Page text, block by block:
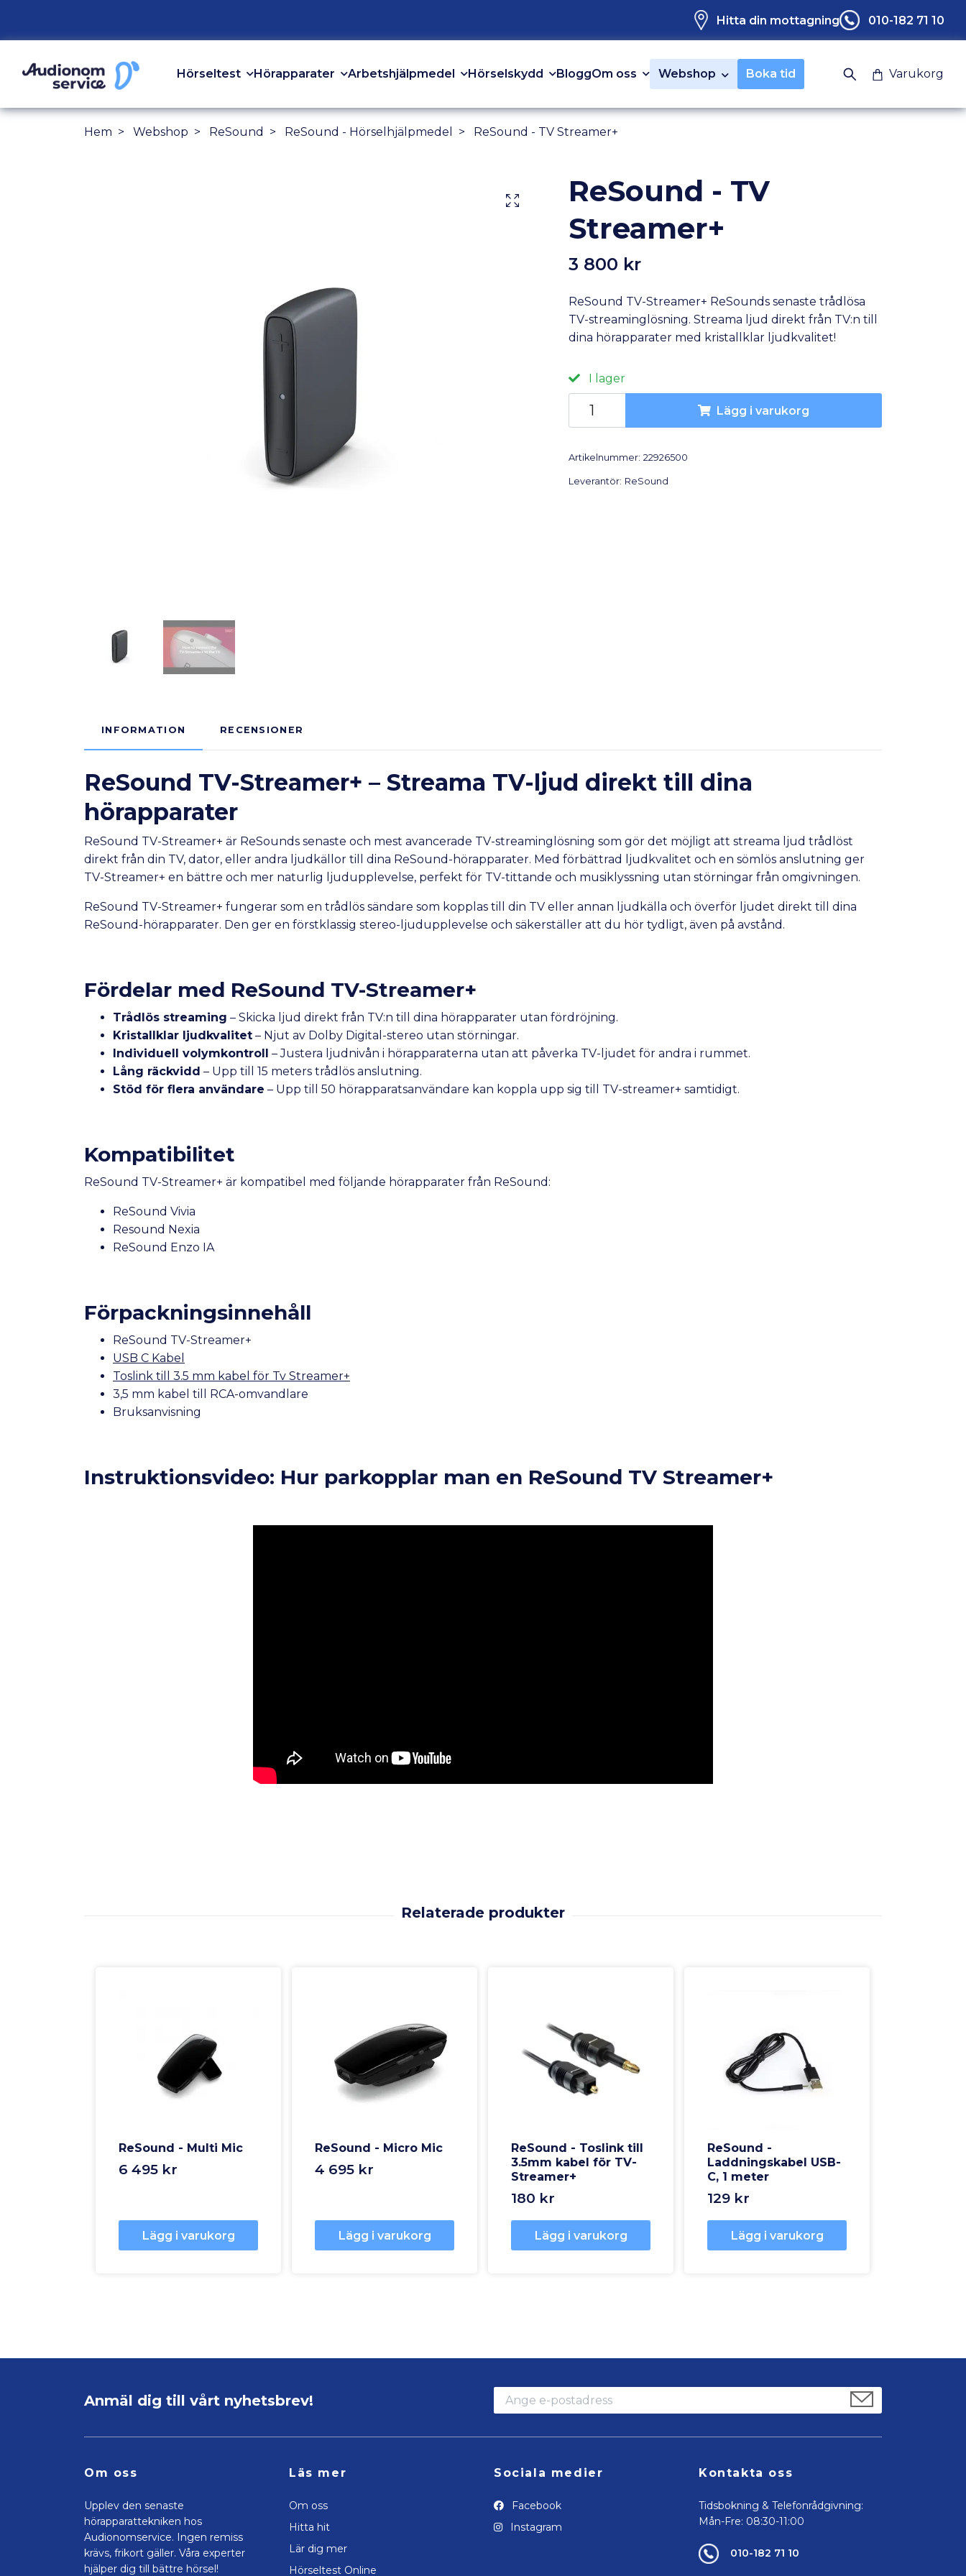
Hitta din mottagning 010-182 71 10
Hörseltest Hörapparater Arbetshjälpmedel Hörselskydd BloggOm oss Webshop Boka tid Varukorg
Hem Webshop ReSound ReSound - Hörselhjälpmedel ReSound - TV Streamer+
ReSound - TV
Streamer+
3 800 kr
ReSound TV-Streamer+ ReSounds senaste trådlösa
TV-streaminglösning. Streama ljud direkt från TV:n till
dina hörapparater med kristallklar ljudkvalitet!
I lager
Lägg i varukorg
Artikelnummer: 22926500
Leverantör: ReSound
INFORMATION RECENSIONER
ReSound TV-Streamer+ – Streama TV-ljud direkt till dina
hörapparater
ReSound TV-Streamer+ är ReSounds senaste och mest avancerade TV-streaminglösning som gör det möjligt att streama ljud trådlöst
direkt från din TV, dator, eller andra ljudkällor till dina ReSound-hörapparater. Med förbättrad ljudkvalitet och en sömlös anslutning ger
TV-Streamer+ en bättre och mer naturlig ljudupplevelse, perfekt för TV-tittande och musiklyssning utan störningar från omgivningen.
ReSound TV-Streamer+ fungerar som en trådlös sändare som kopplas till din TV eller annan ljudkälla och överför ljudet direkt till dina
ReSound-hörapparater. Den ger en förstklassig stereo-ljudupplevelse och säkerställer att du hör tydligt, även på avstånd.
Fördelar med ReSound TV-Streamer+
Trådlös streaming – Skicka ljud direkt från TV:n till dina hörapparater utan fördröjning.
Kristallklar ljudkvalitet – Njut av Dolby Digital-stereo utan störningar.
Individuell volymkontroll
– Justera ljudnivån i hörapparaterna utan att påverka TV-ljudet för andra i rummet.
Lång räckvidd – Upp till 15 meters trådlös anslutning.
Stöd för flera användare – Upp till 50 hörapparatsanvändare kan koppla upp sig till TV-streamer+ samtidigt.
Kompatibilitet
ReSound TV-Streamer+ är kompatibel med följande hörapparater från ReSound:
ReSound Vivia
Resound Nexia
ReSound Enzo IA
Förpackningsinnehåll
ReSound TV-Streamer+
USB C Kabel
Toslink till 3.5 mm kabel för Tv Streamer+
3,5 mm kabel till RCA-omvandlare
Bruksanvisning
Instruktionsvideo: Hur parkopplar man en ReSound TV Streamer+
ReSound - Multi Mic
6 495 kr
Lägg i varukorg
ReSound - Micro Mic
4 695 kr
Lägg i varukorg
ReSound - Toslink till
3.5mm kabel för TV-
Streamer+
180 kr
Lägg i varukorg
ReSound -
Laddningskabel USB-
C, 1 meter
129 kr
Lägg i varukorg
Anmäl dig till vårt nyhetsbrev!
Om oss
Upplev den senaste
hörapparattekniken hos
Audionomservice. Ingen remiss
krävs, frikort gäller. Våra experter
hjälper dig till bättre hörsel!
Läs mer
Om oss
Hitta hit
Lär dig mer
Hörseltest Online
Sociala medier
Facebook
Instagram
Kontakta oss
Tidsbokning & Telefonrådgivning:
Mån-Fre: 08:30-11:00
010-182 71 10